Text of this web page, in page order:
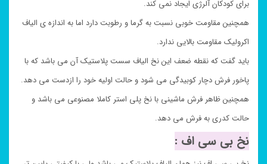
برای کودکان آلرژی ایجاد نمی کند.
همچنین مقاومت خوبی نسبت به گرما و رطوبت دارد اما به اندازه ی الیاف
اکرولیک مقاومت بالایی ندارد.
باید گفت که نقطه ضعف این نخ الیاف سست پلاستیک آن می باشد که با
پاخور فرش دچار کوبیدگی می شود و حالت اولیه خود را ازدست می دهد.
همچنین ظاهر فرش ماشینی با نخ پلی استر کاملا مصنوعی می باشد و
حالت کدری به فرش می دهد.
نخ بی سی اف :